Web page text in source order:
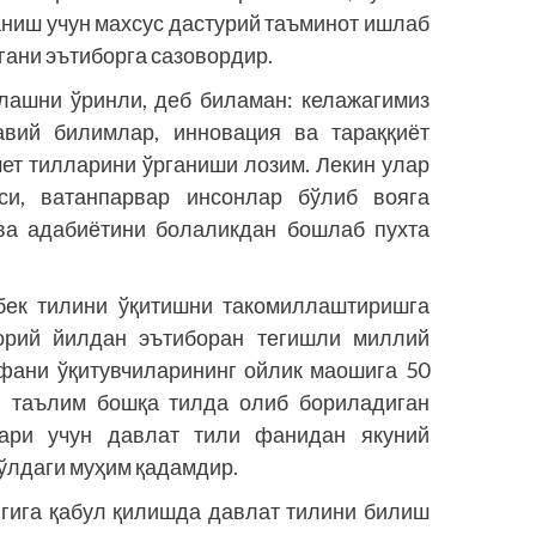
учун махсус дастурий таъминот ишлаб
эътиборга сазовордир.
ўринли, деб биламан: келажагимиз
билимлар, инновация ва тараққиёт
тилларини ўрганиши лозим. Лекин улар
ватанпарвар инсонлар бўлиб вояга
адабиётини болаликдан бошлаб пухта
тилини ўқитишни такомиллаштиришга
йилдан эътиборан тегишли миллий
ўқитувчиларининг ойлик маошига 50
таълим бошқа тилда олиб бориладиган
учун давлат тили фанидан якуний
муҳим қадамдир.
қабул қилишда давлат тилини билиш